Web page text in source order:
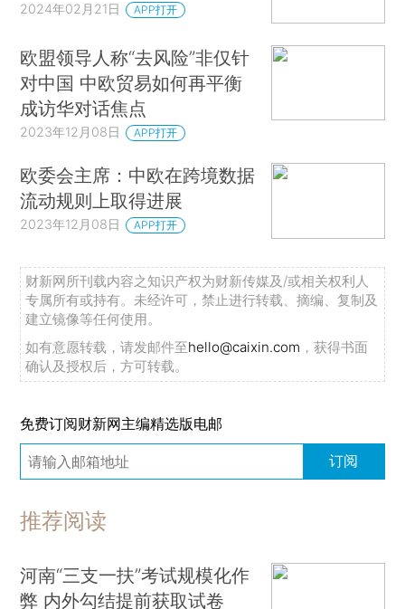
2024年02月21日 APP打开
欧盟领导人称“去风险”非仅针
对中国 中欧贸易如何再平衡
成访华对话焦点
2023年12月08日 APP打开
欧委会主席：中欧在跨境数据
流动规则上取得进展
2023年12月08日 APP打开
财新网所刊载内容之知识产权为财新传媒及/或相关权利人
专属所有或持有。未经许可，禁止进行转载、摘编、复制及
建立镜像等任何使用。
如有意愿转载，请发邮件至hello@caixin.com ，获得书面
确认及授权后，方可转载。
免费订阅财新网主编精选版电邮
订阅
推荐阅读
河南“三支一扶”考试规模化作
弊 内外勾结提前获取试卷